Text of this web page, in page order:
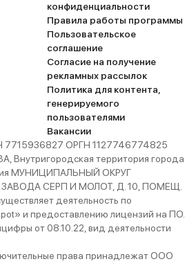
конфиденциальности
Правила работы программы
Пользовательское
соглашение
Согласие на получение
рекламных рассылок
Политика для контента,
генерируемого
пользователями
Вакансии
ОРГН 1127746774825
Внутригородская территория города
МУНИЦИПАЛЬНЫЙ ОКРУГ
СЕРП И МОЛОТ, Д. 10, ПОМЕЩ.
деятельность по
и предоставлению лицензий на ПО.
от 08.10.22, вид деятельности
права принадлежат ООО